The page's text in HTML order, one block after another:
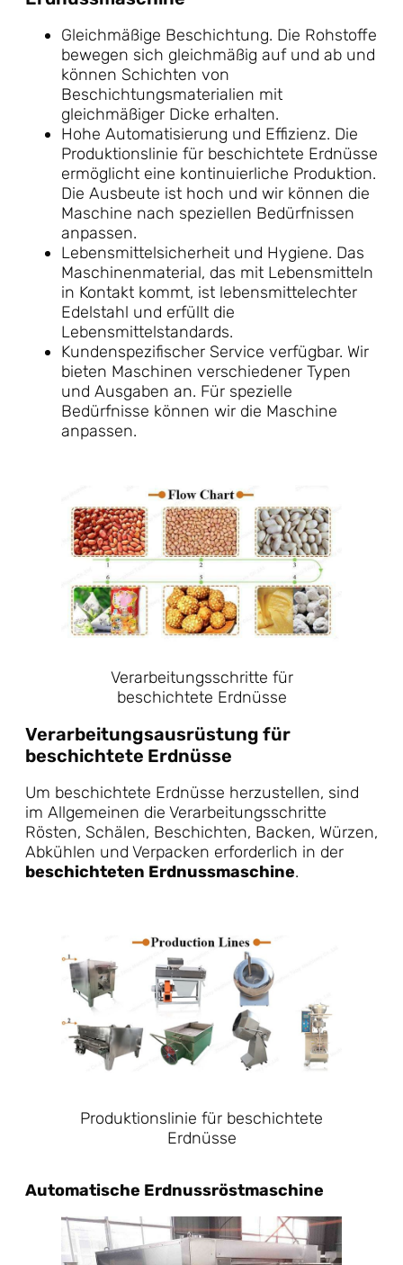
Gleichmäßige Beschichtung. Die Rohstoffe
bewegen sich gleichmäßig auf und ab und
können Schichten von
Beschichtungsmaterialien mit
gleichmäßiger Dicke erhalten.
Hohe Automatisierung und Effizienz. Die
Produktionslinie für beschichtete Erdnüsse
ermöglicht eine kontinuierliche Produktion.
Die Ausbeute ist hoch und wir können die
Maschine nach speziellen Bedürfnissen
anpassen.
Lebensmittelsicherheit und Hygiene. Das
Maschinenmaterial, das mit Lebensmitteln
in Kontakt kommt, ist lebensmittelechter
Edelstahl und erfüllt die
Lebensmittelstandards.
Kundenspezifischer Service verfügbar. Wir
bieten Maschinen verschiedener Typen
und Ausgaben an. Für spezielle
Bedürfnisse können wir die Maschine
anpassen.
Verarbeitungsschritte für
beschichtete Erdnüsse
Verarbeitungsausrüstung für
beschichtete Erdnüsse
Um beschichtete Erdnüsse herzustellen, sind
im Allgemeinen die Verarbeitungsschritte
Rösten, Schälen, Beschichten, Backen, Würzen,
Abkühlen und Verpacken erforderlich in der
beschichteten Erdnussmaschine.
Produktionslinie für beschichtete
Erdnüsse
Automatische Erdnussröstmaschine